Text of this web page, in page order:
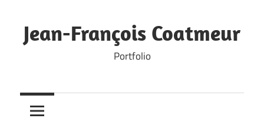
to
content
Jean-François Coatmeur
Portfolio